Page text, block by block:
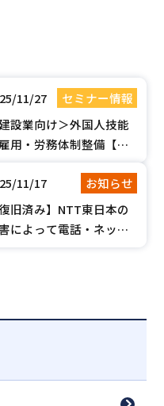
11/27
セミナー情報
設業向け＞外国人技能
用・労務体制整備【無
11/17
お知らせ
復旧済み】NTT東日本の
によって電話・ネット